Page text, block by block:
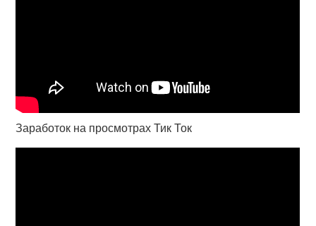
Заработок на просмотрах Тик Ток